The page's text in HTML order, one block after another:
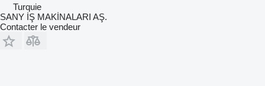
Turquie
SANY İŞ MAKİNALARI AŞ.
Contacter le vendeur